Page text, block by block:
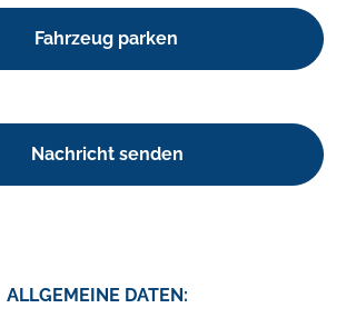
Fahrzeug parken
Nachricht senden
ALLGEMEINE DATEN: